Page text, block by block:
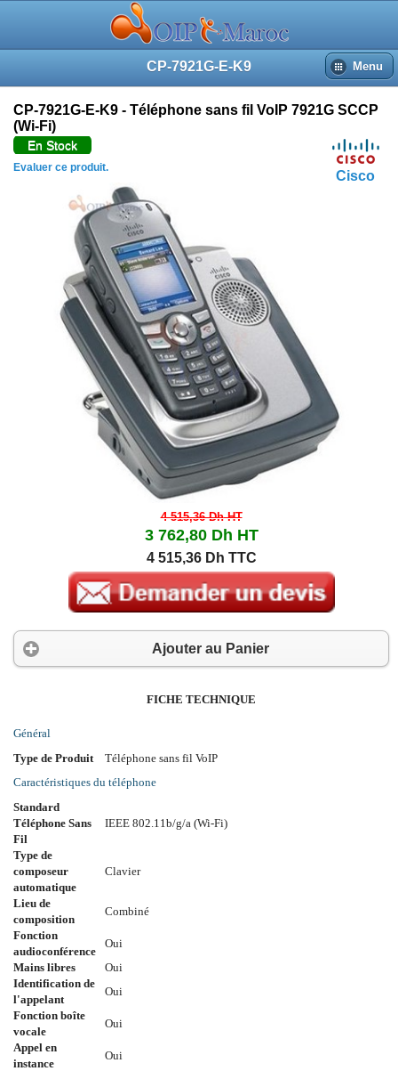
CP-7921G-E-K9 Menu
Cisco
CP-7921G-E-K9 - Téléphone sans fil VoIP 7921G SCCP
(Wi-Fi)
En Stock
Evaluer ce produit.
4 515,36 DhHT
3 762,80 Dh HT
4 515,36 Dh TTC
Ajouter au Panier
FICHE TECHNIQUE
Général
Type de Produit
Téléphone sans fil VoIP
Caractéristiques du téléphone
Standard
Téléphone Sans
Fil
IEEE 802.11b/g/a (Wi-Fi)
Type de
composeur
automatique
Clavier
Lieu de
composition
Combiné
Fonction
audioconférence
Oui
Mains libres
Oui
Identification de
l'appelant
Oui
Fonction boîte
vocale
Oui
Appel en
instance
Oui